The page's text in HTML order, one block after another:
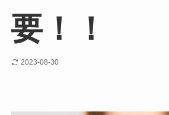
要！！
2023-08-30